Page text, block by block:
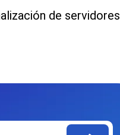
de servidores